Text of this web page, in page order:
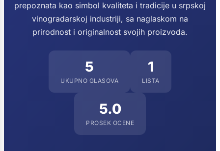
prepoznata kao simbol kvaliteta i tradicije u srpskoj
vinogradarskoj industriji, sa naglaskom na
prirodnost i originalnost svojih proizvoda.
5
UKUPNO GLASOVA
1
LISTA
5.0
PROSEK OCENE